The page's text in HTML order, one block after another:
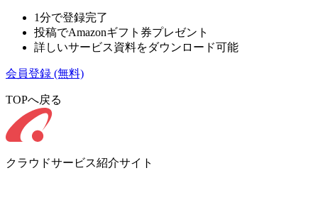
1分で登録完了
投稿でAmazonギフト券プレゼント
詳しいサービス資料をダウンロード可能
会員登録 (無料)
TOPへ戻る
クラウドサービス紹介サイト